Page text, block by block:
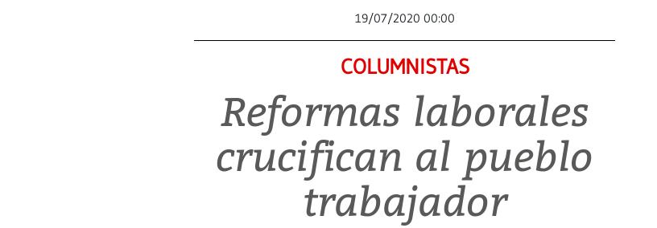
19/07/2020 00:00
COLUMNISTAS
Reformas laborales
crucifican al pueblo
trabajador